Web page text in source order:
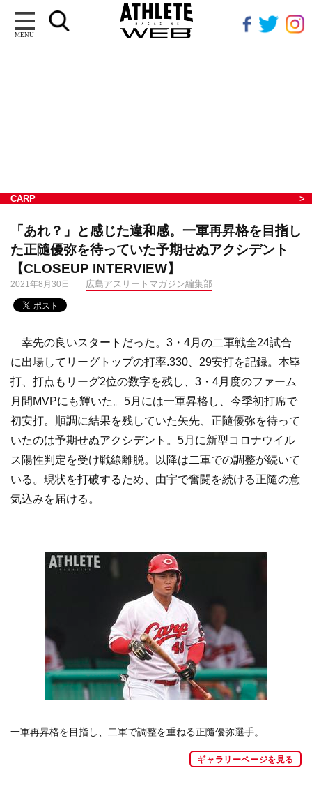
MENU
CARP
「あれ？」と感じた違和感。一軍再昇格を目指し
た正隨優弥を待っていた予期せぬアクシデント
【CLOSEUP INTERVIEW】
2021年8月30日 広島アスリートマガジン編集部
幸先の良いスタートだった。3・4月の二軍戦全24試合
に出場してリーグトップの打率.330、29安打を記録。本塁
打、打点もリーグ2位の数字を残し、3・4月度のファーム
月間MVPにも輝いた。5月には一軍昇格し、今季初打席で
初安打。順調に結果を残していた矢先、正隨優弥を待って
いたのは予期せぬアクシデント。5月に新型コロナウイル
ス陽性判定を受け戦線離脱。以降は二軍での調整が続いて
いる。現状を打破するため、由宇で奮闘を続ける正隨の意
気込みを届ける。
一軍再昇格を目指し、二軍で調整を重ねる正隨優弥選手。
ギャラリーページを見る